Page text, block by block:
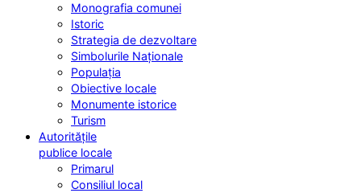
Monografia comunei
Istoric
Strategia de dezvoltare
Simbolurile Naționale
Populația
Obiective locale
Monumente istorice
Turism
Autoritățile
publice locale
Primarul
Consiliul local